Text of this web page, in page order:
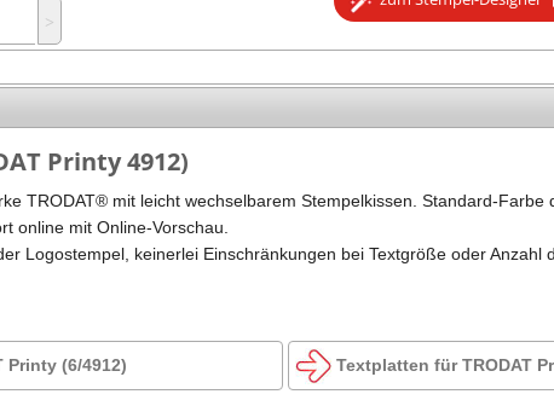
Kugelschreiber
Stempel
˃
Printy 4912)
TRODAT® mit leicht wechselbarem Stempelkissen. Standard-Farbe
online mit Online-Vorschau.
Logostempel, keinerlei Einschränkungen bei Textgröße oder Anzahl
Printy (6/4912) Textplatten für TRODAT